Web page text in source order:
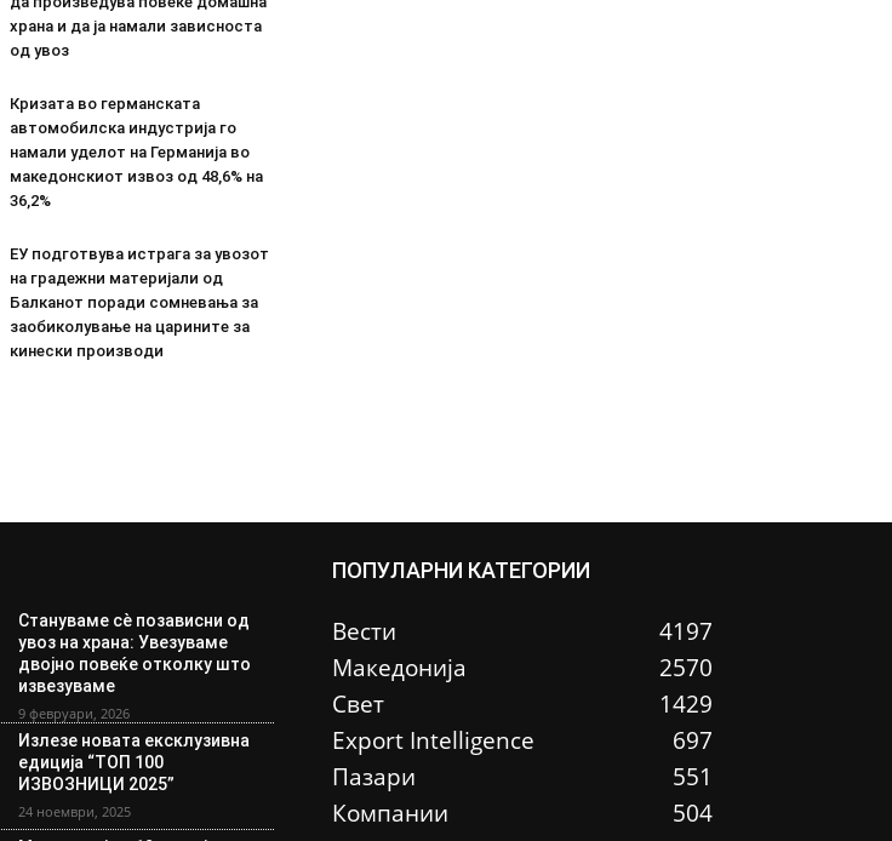
храна и да ја намали зависноста
од увоз
Кризата во германската
автомобилска индустрија го
намали уделот на Германија во
македонскиот извоз од 48,6% на
36,2%
ЕУ подготвува истрага за увозот
на градежни материјали од
Балканот поради сомневања за
заобиколување на царините за
кинески производи
Стануваме сè позависни од
увоз на храна: Увезуваме
двојно повеќе отколку што
извезуваме
9 февруари, 2026
Излезе новата ексклузивна
едиција “ТОП 100
ИЗВОЗНИЦИ 2025”
24 ноември, 2025
ПОПУЛАРНИ КАТЕГОРИИ
Вести
4197
Македонија
2570
Свет
1429
Еxport Intelligence
697
Пазари
551
Компании
504